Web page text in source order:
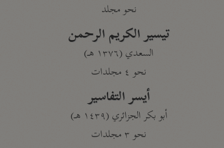
نحو مجلد
تيسير الكريم الرحمن
السعدي (١٣٧٦ هـ)
نحو ٤ مجلدات
أيسر التفاسير
أبو بكر الجزائري (١٤٣٩ هـ)
نحو ٣ مجلدات